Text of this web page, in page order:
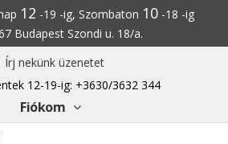
12 -19 -ig, Szombaton 10-18 -ig
Budapest Szondi u. 18/a.
nekünk üzenetet
12-19-ig: +3630/3632 344
Fiókom